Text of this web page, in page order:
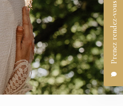
Prenez rendez-vous